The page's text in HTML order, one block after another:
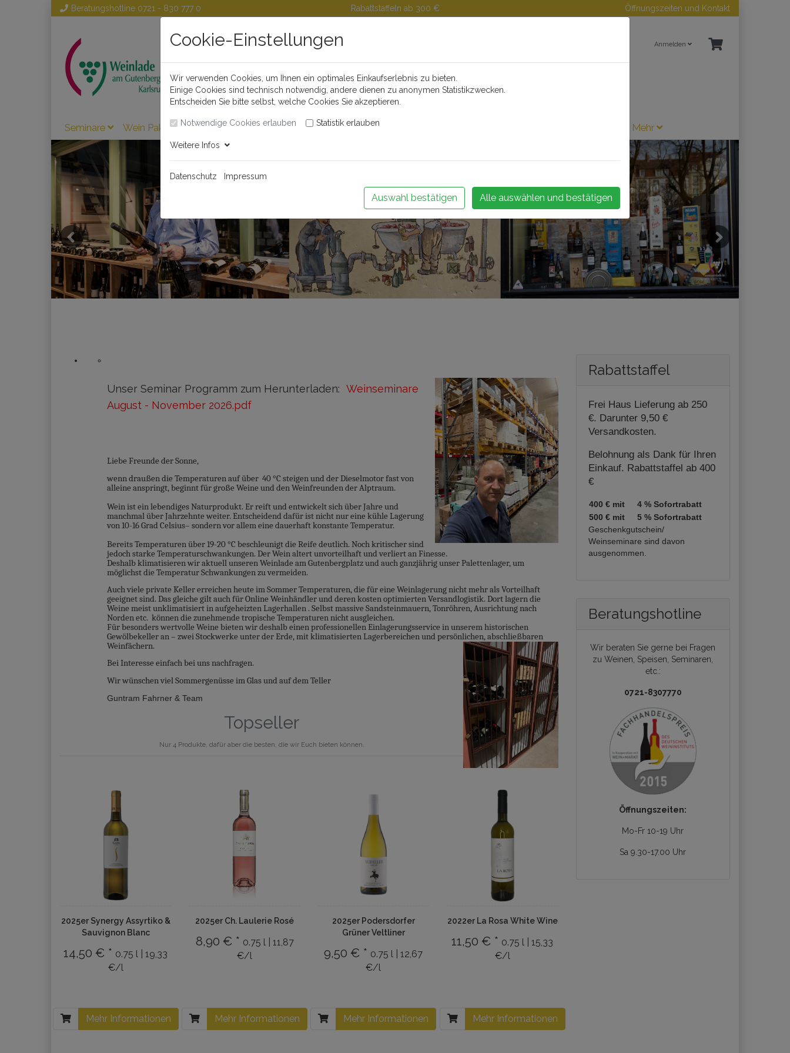
Beratungshotline 0721 - 830 777 0 Rabattstaffeln ab 300 € Öffnungszeiten und Kontakt
Anmelden
Buchen Sie Ihr Weinseminar!
Seminare Wein Pakete Wein Weinländer Feinkost Alkoholfreie Getränke Mehr
Previous Next
Unser Seminar Programm zum Herunterladen: Weinseminare
August - November 2026.pdf
Liebe Freunde der Sonne,
wenn draußen die Temperaturen auf über 40 °C steigen und der Dieselmotor fast von
alleine anspringt, beginnt für große Weine und den Weinfreunden der Alptraum.
Wein ist ein lebendiges Naturprodukt. Er reift und entwickelt sich über Jahre und
manchmal über Jahrzehnte weiter. Entscheidend dafür ist nicht nur eine kühle Lagerung
von 10-16 Grad Celsius– sondern vor allem eine dauerhaft konstante Temperatur.
Bereits Temperaturen über 19-20 °C beschleunigt die Reife deutlich. Noch kritischer sind
jedoch starke Temperaturschwankungen. Der Wein altert unvorteilhaft und verliert an Finesse.
Deshalb klimatisieren wir aktuell unseren Weinlade am Gutenbergplatz und auch ganzjährig unser Palettenlager, um
möglichst die Temperatur Schwankungen zu vermeiden.
Auch viele private Keller erreichen heute im Sommer Temperaturen, die für eine Weinlagerung nicht mehr als Vorteilhaft
geeignet sind. Das gleiche gilt auch für Online Weinhändler und deren kosten optimierten Versandlogistik. Dort lagern die
Weine meist unklimatisiert in aufgeheizten Lagerhallen . Selbst massive Sandsteinmauern, Tonröhren, Ausrichtung nach
Norden etc. können die zunehmende tropische Temperaturen nicht ausgleichen.
Für besonders wertvolle Weine bieten wir deshalb einen professionellen Einlagerungsservice in unserem historischen
Gewölbekeller an – zwei Stockwerke unter der Erde, mit klimatisierten Lagerbereichen und persönlichen, abschließbaren
Weinfächern.
Bei Interesse einfach bei uns nachfragen.
Wir wünschen viel Sommergenüsse im Glas und auf dem Teller
Guntram Fahrner & Team
Topseller
Nur 4 Produkte, dafür aber die besten, die wir Euch bieten können.
2025er Synergy Assyrtiko &
Sauvignon Blanc
14,50 € * 0.75 l | 19,33
€/l
Mehr Informationen
2025er Ch. Laulerie Rosé
8,90 € * 0.75 l | 11,87
€/l
Mehr Informationen
2025er Podersdorfer
Grüner Veltliner
9,50 € * 0.75 l | 12,67
€/l
Mehr Informationen
2022er La Rosa White Wine
11,50 € * 0.75 l | 15,33
€/l
Mehr Informationen
Rabattstaffel
Frei Haus Lieferung ab 250
€. Darunter 9,50 €
Versandkosten.
Belohnung als Dank für Ihren
Einkauf. Rabattstaffel ab 400
€
400 € mit
4 % Sofortrabatt
500 € mit
5 % Sofortrabatt
Geschenkgutschein/
Weinseminare sind davon
ausgenommen.
Beratungshotline
Wir beraten Sie gerne bei Fragen
zu Weinen, Speisen, Seminaren,
etc.:
0721-8307770
Öffnungszeiten:
Mo-Fr 10-19 Uhr
Sa 9.30-17.00 Uhr
Cookie-Einstellungen
Wir verwenden Cookies, um Ihnen ein optimales Einkaufserlebnis zu bieten.
Einige Cookies sind technisch notwendig, andere dienen zu anonymen Statistikzwecken.
Entscheiden Sie bitte selbst, welche Cookies Sie akzeptieren.
Notwendige Cookies erlauben Statistik erlauben
Weitere Infos
Datenschutz Impressum
Auswahl bestätigen Alle auswählen und bestätigen